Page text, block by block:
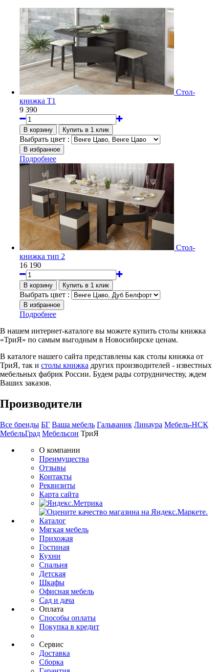
Стол-
книжка Т1
9 390
Выбрать цвет :
Подробнее
Стол-
книжка тип 2
16 190
Выбрать цвет :
Подробнее
В нашем интернет-каталоге вы можете купить столы книжка
«ТриЯ» по самым выгодным в Новосибирске ценам.
В каталоге нашего сайта представлены как столы книжка от
ТриЯ, так и столы книжка других производителей - известных
мебельных фабрик России. Будем рады сотрудничеству, ждем
Ваших заказов.
Производители
Все бренды БГ Ваша мебель Гальваник Линаура Мебель-НСК
МебельГрад Мебельсон ТриЯ
О компании
Преимущества
Отзывы
Контакты
Реквизиты
Карта сайта
Каталог
Мягкая мебель
Прихожая
Гостиная
Кухни
Спальня
Детская
Шкафы
Офисная мебель
Сад и дача
Оплата
Способы оплаты
Покупка в кредит
Сервис
Доставка
Сборка